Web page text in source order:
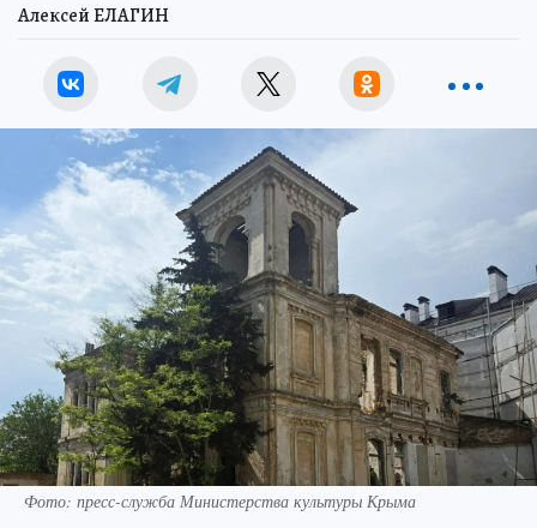
Алексей ЕЛАГИН
Фото: пресс-служба Министерства культуры Крыма